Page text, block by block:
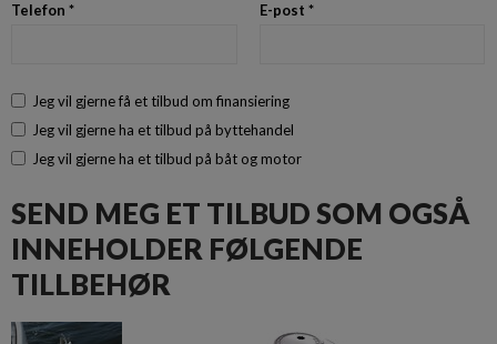
Telefon * E-post *
Jeg vil gjerne få et tilbud om finansiering
Jeg vil gjerne ha et tilbud på byttehandel
Jeg vil gjerne ha et tilbud på båt og motor
SEND MEG ET TILBUD SOM OGSÅ
INNEHOLDER FØLGENDE
TILLBEHØR